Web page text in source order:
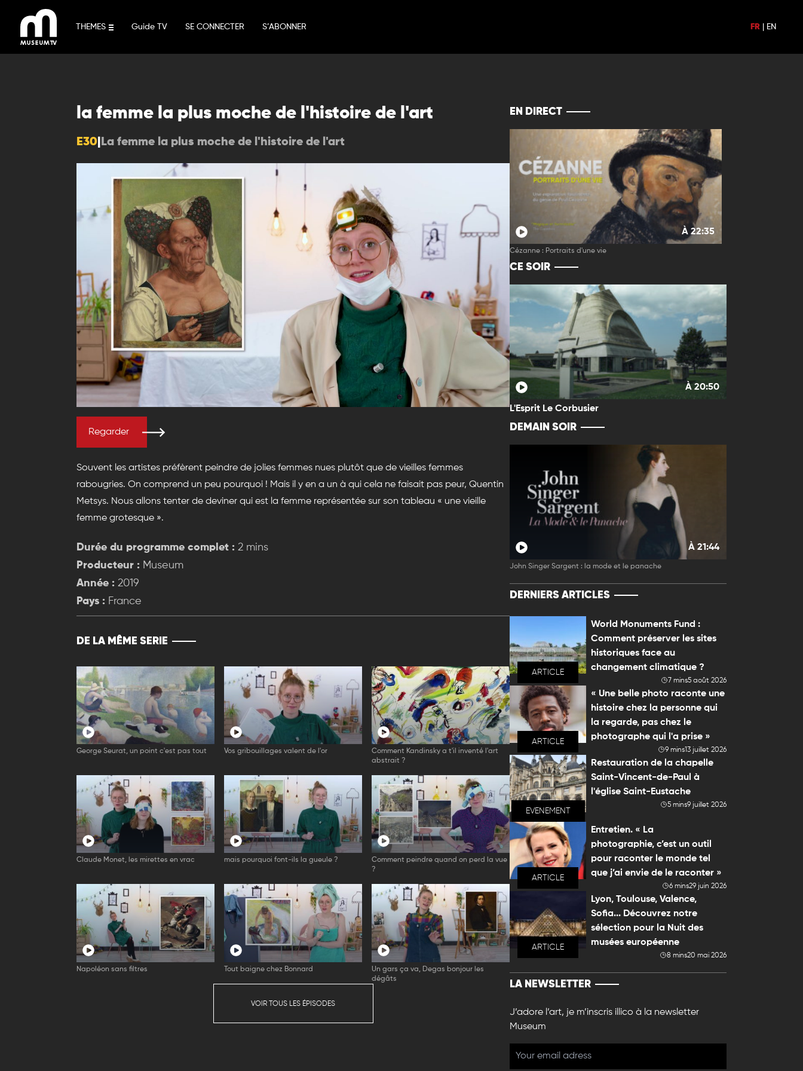
contenu
THEMES Guide TV SE CONNECTER S’ABONNER FR EN
la femme la plus moche de l'histoire de l'art
E30 La femme la plus moche de l'histoire de l'art
Regarder
Souvent les artistes préfèrent peindre de jolies femmes nues plutôt que de vieilles femmes
rabougries. On comprend un peu pourquoi ! Mais il y en a un à qui cela ne faisait pas peur, Quentin
Metsys. Nous allons tenter de deviner qui est la femme représentée sur son tableau « une vieille
femme grotesque ».
Durée du programme complet : 2 mins
Producteur : Museum
Année : 2019
Pays : France
DE LA MÊME SERIE
George Seurat, un point c'est pas tout Vos gribouillages valent de l'or
Comment Kandinsky a t'il inventé l'art
abstrait ?
Claude Monet, les mirettes en vrac mais pourquoi font-ils la gueule ?
Comment peindre quand on perd la vue
?
Napoléon sans filtres Tout baigne chez Bonnard
Un gars ça va, Degas bonjour les
dégâts
VOIR TOUS LES ÉPISODES
EN DIRECT
À 22:35
Cézanne : Portraits d'une vie
CE SOIR
À 20:50
L'Esprit Le Corbusier
DEMAIN SOIR
À 21:44
John Singer Sargent : la mode et le panache
DERNIERS ARTICLES
ARTICLE
World Monuments Fund :
Comment préserver les sites
historiques face au
changement climatique ?
7 mins5 août 2026
ARTICLE
« Une belle photo raconte une
histoire chez la personne qui
la regarde, pas chez le
photographe qui l'a prise »
9 mins13 juillet 2026
EVENEMENT
Restauration de la chapelle
Saint-Vincent-de-Paul à
l'église Saint-Eustache
5 mins9 juillet 2026
ARTICLE
Entretien. « La
photographie, c’est un outil
pour raconter le monde tel
que j’ai envie de le raconter »
6 mins29 juin 2026
ARTICLE
Lyon, Toulouse, Valence,
Sofia... Découvrez notre
sélection pour la Nuit des
musées européenne
8 mins20 mai 2026
LA NEWSLETTER
J’adore l’art, je m’inscris illico à la newsletter
Museum